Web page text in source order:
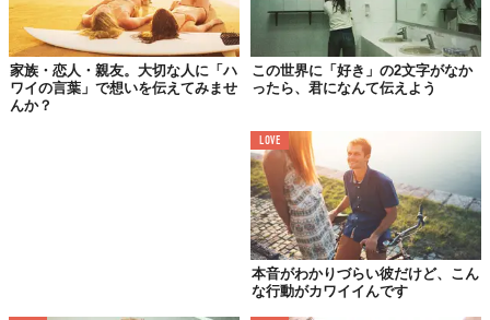
家族・恋人・親友。大切な人に「ハ
ワイの言葉」で想いを伝えてみませ
んか？
この世界に「好き」の2文字がなか
ったら、君になんて伝えよう
LOVE
本音がわかりづらい彼だけど、こん
な行動がカワイイんです